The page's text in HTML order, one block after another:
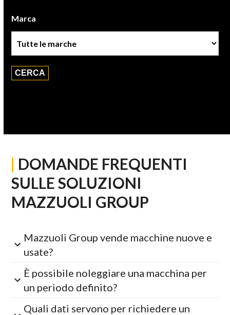
Marca
| DOMANDE FREQUENTI
SULLE SOLUZIONI
MAZZUOLI GROUP
Mazzuoli Group vende macchine nuove e
usate?
È possibile noleggiare una macchina per
un periodo definito?
Quali dati servono per richiedere un